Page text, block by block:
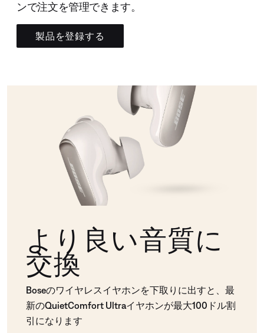
ンで注文を管理できます。
製品を登録する
より良い音質に
交換
Boseのワイヤレスイヤホンを下取りに出すと、最
新のQuietComfort Ultraイヤホンが最大100ドル割
引になります